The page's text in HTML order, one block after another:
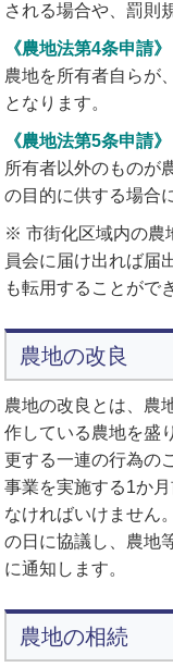
される場合や、罰則
《農地法第4条申請》
農地を所有者自らが
となります。
《農地法第5条申請》
所有者以外のものが
の目的に供する場合
※ 市街化区域内の農
員会に届け出れば届
も転用することがで
農地の改良
農地の改良とは、農
作している農地を盛
更する一連の行為の
事業を実施する1か
なければいけません
の日に協議し、農地
に通知します。
農地の相続